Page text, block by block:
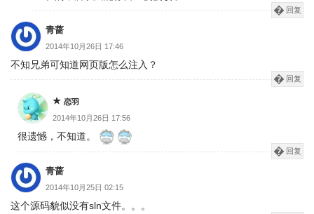
回复
青蔷
2014年10月26日 17:46
不知兄弟可知道网页版怎么注入？
回复
恋羽
2014年10月26日 17:56
很遗憾，不知道。
回复
青蔷
2014年10月25日 02:15
这个源码貌似没有sln文件。。。